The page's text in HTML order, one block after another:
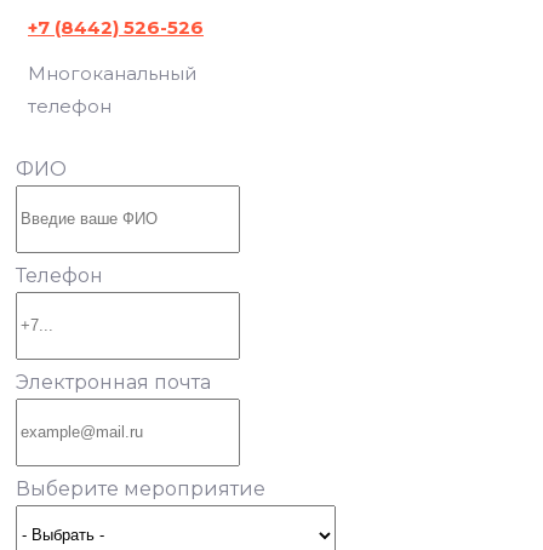
+7 (8442) 526-526
Многоканальный
телефон
ФИО
Телефон
Электронная почта
Выберите мероприятие